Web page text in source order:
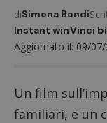
Aggiornato il: 09/
diSimona Bondi
Instant winVinci
Un film
familiari, e un